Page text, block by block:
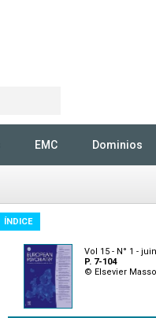
EMC Dominios
ÍNDICE
Vol 15 - N° 1 -
P. 7-104
© Elsevier